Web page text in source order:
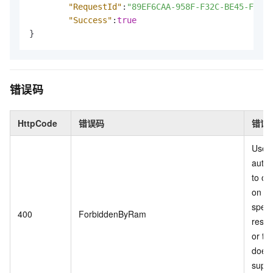
"RequestId" : "89EF6CAA-958F-F32C-BE45-
"Success" :true
}
错误码
HttpCode 错误码 错误
400 ForbiddenByRam
User
to
on
or
does